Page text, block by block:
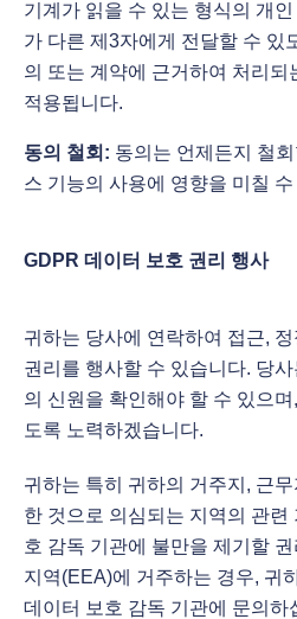
기계가 읽을 수 있는 형식의 개
가 다른 제3자에게 전달할 수 있
의 또는 계약에 근거하여 처리
적용됩니다.
동의 철회: 동의는 언제든지 철
스 기능의 사용에 영향을 미칠
GDPR 데이터 보호 권리 행사
귀하는 당사에 연락하여 접근,
권리를 행사할 수 있습니다. 당
의 신원을 확인해야 할 수 있으
도록 노력하겠습니다.
귀하는 특히 귀하의 거주지, 근
한 것으로 의심되는 지역의 관련
호 감독 기관에 불만을 제기할
지역(EEA)에 거주하는 경우, 귀
데이터 보호 감독 기관에 문의하